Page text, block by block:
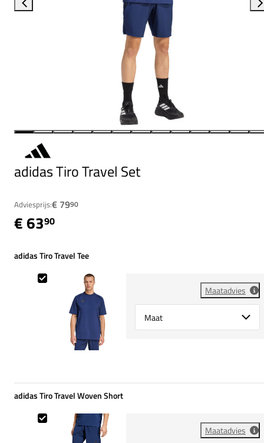
adidas Tiro Travel Set
Adviesprijs:€ 7990
€ 6390
adidas Tiro Travel Tee
Maatadvies
Select {option} for {name}
adidas Tiro Travel Tee
adidas Tiro Travel Woven Short
Maatadvies
adidas Tiro Travel Woven Short